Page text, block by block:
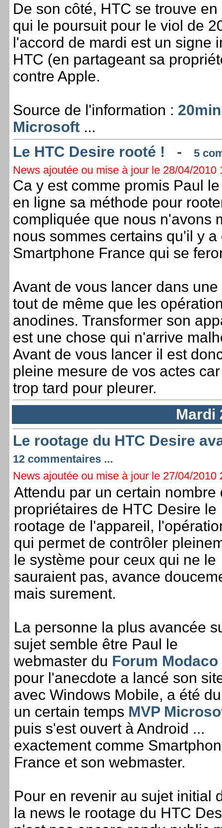
De son côté, HTC se trouve
qui le poursuit pour le viol de
l'accord de mardi est un signe
HTC (en partageant sa
contre Apple.
Source de l'information :
Microsoft ...
Le HTC Desire rooté ! -
5
News ajoutée ou mise à jour le 28/04/2010
Ca y est comme promis Paul
en ligne sa méthode pour
compliquée que nous n'avons
nous sommes certains qu'il y
Smartphone France qui se
Avant de vous lancer dans
tout de même que les
anodines. Transformer son
est une chose qui n'arrive
Avant de vous lancer il est
pleine mesure de vos actes
trop tard pour pleurer.
Mardi
Le rootage du HTC Desire
12 commentaires ...
News ajoutée ou mise à jour le 27/04/2010
Attendu par un certain nombre
propriétaires de HTC Desire le
rootage de l'appareil,
qui permet de contrôler
le système pour ceux qui ne le
sauraient pas, avance
mais surement.
La personne la plus avancée
sujet semble être Paul le
webmaster du Forum Modaco
pour l'anecdote a lancé son
avec Windows Mobile, a été
un certain temps MVP
puis s'est ouvert à Android ...
exactement comme
France et son webmaster.
Pour en revenir au sujet initial
la news le rootage du HTC